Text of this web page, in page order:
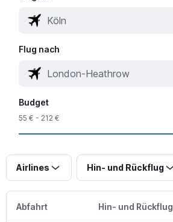
Flug nach
Budget
55 € - 212 €
Airlines Hin- und Rückflug
Abfahrt Hin- und Rückflug